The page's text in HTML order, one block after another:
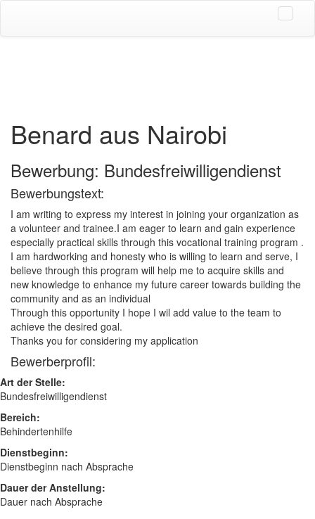
Benard aus Nairobi
Bewerbung: Bundesfreiwilligendienst
Bewerbungstext:
I am writing to express my interest in joining your organization as
a volunteer and trainee.I am eager to learn and gain experience
especially practical skills through this vocational training program .
I am hardworking and honesty who is willing to learn and serve, I
believe through this program will help me to acquire skills and
new knowledge to enhance my future career towards building the
community and as an individual
Through this opportunity I hope I wil add value to the team to
achieve the desired goal.
Thanks you for considering my application
Bewerberprofil:
Art der Stelle:
Bundesfreiwilligendienst
Bereich:
Behindertenhilfe
Dienstbeginn:
Dienstbeginn nach Absprache
Dauer der Anstellung:
Dauer nach Absprache